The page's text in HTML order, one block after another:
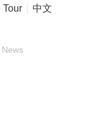
Tour 中文
News